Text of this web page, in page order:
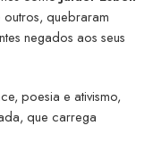
outros, quebraram
negados aos seus
poesia e ativismo,
que carrega